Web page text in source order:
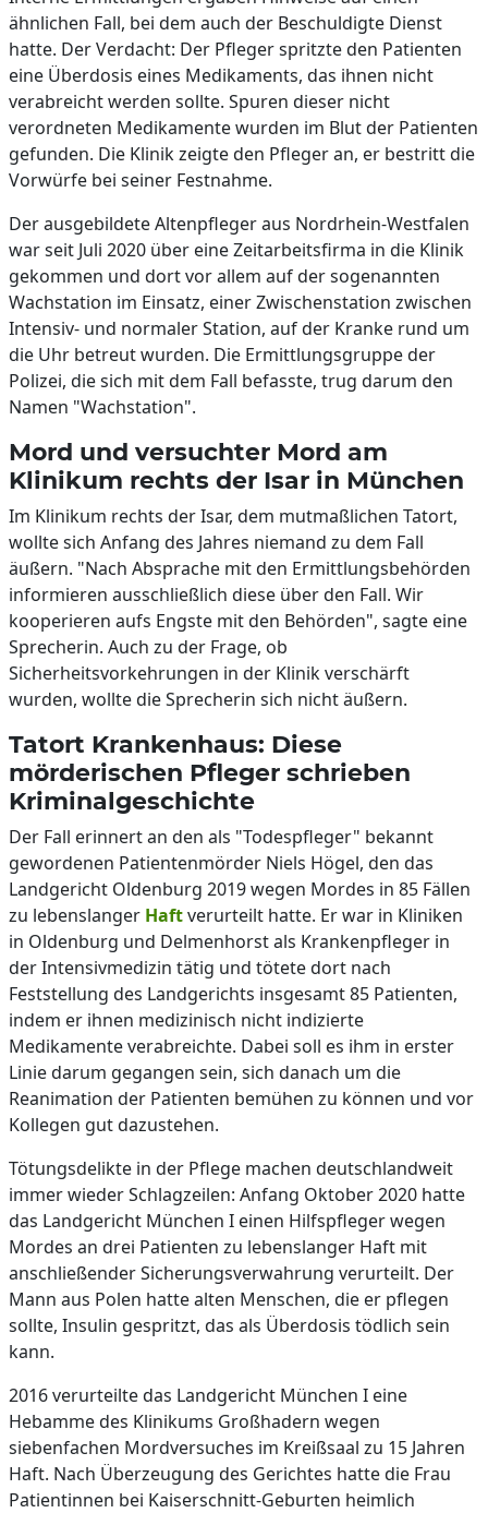
ähnlichen Fall, bei dem auch der Beschuldigte Dienst
hatte. Der Verdacht: Der Pfleger spritzte den Patienten
eine Überdosis eines Medikaments, das ihnen nicht
verabreicht werden sollte. Spuren dieser nicht
verordneten Medikamente wurden im Blut der Patienten
gefunden. Die Klinik zeigte den Pfleger an, er bestritt die
Vorwürfe bei seiner Festnahme.
Der ausgebildete Altenpfleger aus Nordrhein-Westfalen
war seit Juli 2020 über eine Zeitarbeitsfirma in die Klinik
gekommen und dort vor allem auf der sogenannten
Wachstation im Einsatz, einer Zwischenstation zwischen
Intensiv- und normaler Station, auf der Kranke rund um
die Uhr betreut wurden. Die Ermittlungsgruppe der
Polizei, die sich mit dem Fall befasste, trug darum den
Namen "Wachstation".
Mord und versuchter Mord am
Klinikum rechts der Isar in München
Im Klinikum rechts der Isar, dem mutmaßlichen Tatort,
wollte sich Anfang des Jahres niemand zu dem Fall
äußern. "Nach Absprache mit den Ermittlungsbehörden
informieren ausschließlich diese über den Fall. Wir
kooperieren aufs Engste mit den Behörden", sagte eine
Sprecherin. Auch zu der Frage, ob
Sicherheitsvorkehrungen in der Klinik verschärft
wurden, wollte die Sprecherin sich nicht äußern.
Tatort Krankenhaus: Diese
mörderischen Pfleger schrieben
Kriminalgeschichte
Der Fall erinnert an den als "Todespfleger" bekannt
gewordenen Patientenmörder Niels Högel, den das
Landgericht Oldenburg 2019 wegen Mordes in 85 Fällen
zu lebenslanger Haftverurteilt hatte. Er war in Kliniken
in Oldenburg und Delmenhorst als Krankenpfleger in
der Intensivmedizin tätig und tötete dort nach
Feststellung des Landgerichts insgesamt 85 Patienten,
indem er ihnen medizinisch nicht indizierte
Medikamente verabreichte. Dabei soll es ihm in erster
Linie darum gegangen sein, sich danach um die
Reanimation der Patienten bemühen zu können und vor
Kollegen gut dazustehen.
Tötungsdelikte in der Pflege machen deutschlandweit
immer wieder Schlagzeilen: Anfang Oktober 2020 hatte
das Landgericht München I einen Hilfspfleger wegen
Mordes an drei Patienten zu lebenslanger Haft mit
anschließender Sicherungsverwahrung verurteilt. Der
Mann aus Polen hatte alten Menschen, die er pflegen
sollte, Insulin gespritzt, das als Überdosis tödlich sein
kann.
2016 verurteilte das Landgericht München I eine
Hebamme des Klinikums Großhadern wegen
siebenfachen Mordversuches im Kreißsaal zu 15 Jahren
Haft. Nach Überzeugung des Gerichtes hatte die Frau
Patientinnen bei Kaiserschnitt-Geburten heimlich